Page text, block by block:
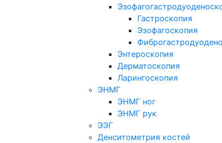
Гастроскопия
Эзофагоскопия
Энтероскопия
Дерматоскопия
Ларингоскопия
ЭНМГ
ЭНМГ ног
ЭНМГ рук
ЭЭГ
Денситометрия костей